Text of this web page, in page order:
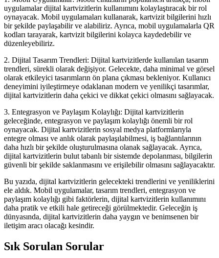
uygulamalar dijital kartvizitlerin kullanımını kolaylaştıracak bir rol
oynayacak. Mobil uygulamaları kullanarak, kartvizit bilgilerini hızlı
bir şekilde paylaşabilir ve alabiliriz. Ayrıca, mobil uygulamalarla QR
kodları tarayarak, kartvizit bilgilerini kolayca kaydedebilir ve
düzenleyebiliriz.
2. Dijital Tasarım Trendleri: Dijital kartvizitlerde kullanılan tasarım
trendleri, sürekli olarak değişiyor. Gelecekte, daha minimal ve görsel
olarak etkileyici tasarımların ön plana çıkması bekleniyor. Kullanıcı
deneyimini iyileştirmeye odaklanan modern ve yenilikçi tasarımlar,
dijital kartvizitlerin daha çekici ve dikkat çekici olmasını sağlayacak.
3. Entegrasyon ve Paylaşım Kolaylığı: Dijital kartvizitlerin
geleceğinde, entegrasyon ve paylaşım kolaylığı önemli bir rol
oynayacak. Dijital kartvizitlerin sosyal medya platformlarıyla
entegre olması ve anlık olarak paylaşılabilmesi, iş bağlantılarının
daha hızlı bir şekilde oluşturulmasına olanak sağlayacak. Ayrıca,
dijital kartvizitlerin bulut tabanlı bir sistemde depolanması, bilgilerin
güvenli bir şekilde saklanmasını ve erişilebilir olmasını sağlayacaktır.
Bu yazıda, dijital kartvizitlerin gelecekteki trendlerini ve yeniliklerini
ele aldık. Mobil uygulamalar, tasarım trendleri, entegrasyon ve
paylaşım kolaylığı gibi faktörlerin, dijital kartvizitlerin kullanımını
daha pratik ve etkili hale getireceği görülmektedir. Geleceğin iş
dünyasında, dijital kartvizitlerin daha yaygın ve benimsenen bir
iletişim aracı olacağı kesindir.
Sık Sorulan Sorular